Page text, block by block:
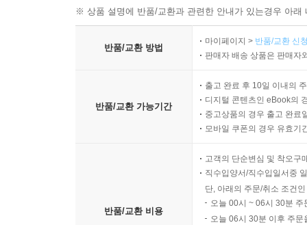
※ 상품 설명에 반품/교환과 관련한 안내가 있는경우 아
반품/교환 방법
마이페이지 > 반품/교환 신
판매자 배송 상품은 판매자
반품/교환 가능기간
출고 완료 후 10일 이내의
디지털 콘텐츠인 eBook의
중고상품의 경우 출고 완료
모바일 쿠폰의 경우 유효기
반품/교환 비용
고객의 단순변심 및 착오구
직수입양서/직수입일서중
단, 아래의 주문/취소 조건
오늘 00시 ~ 06시 30분
오늘 06시 30분 이후 주